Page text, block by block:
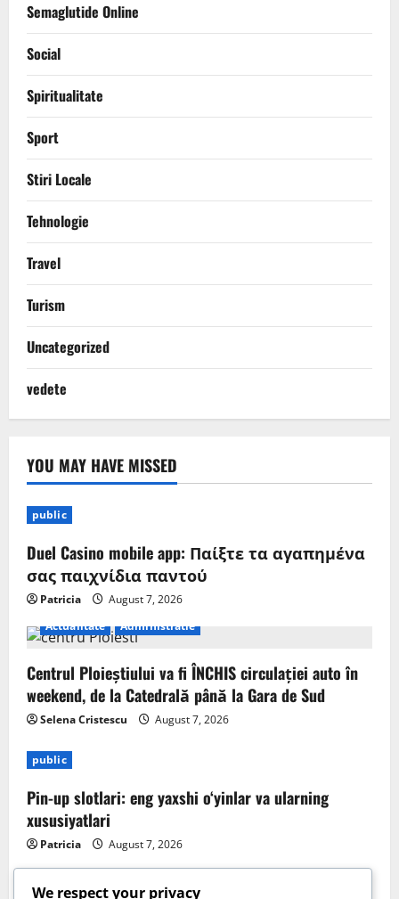
Semaglutide Online
Social
Spiritualitate
Sport
Stiri Locale
Tehnologie
Travel
Turism
Uncategorized
vedete
YOU MAY HAVE MISSED
public
Duel Casino mobile app: Παίξτε τα αγαπημένα
σας παιχνίδια παντού
Patricia
August 7, 2026
Actualitate
Administratie
Centrul Ploieștiului va fi ÎNCHIS circulației auto în
weekend, de la Catedrală până la Gara de Sud
Selena Cristescu August 7, 2026
public
Pin-up slotlari: eng yaxshi o‘yinlar va ularning
xususiyatlari
Patricia August 7, 2026
We respect your privacy